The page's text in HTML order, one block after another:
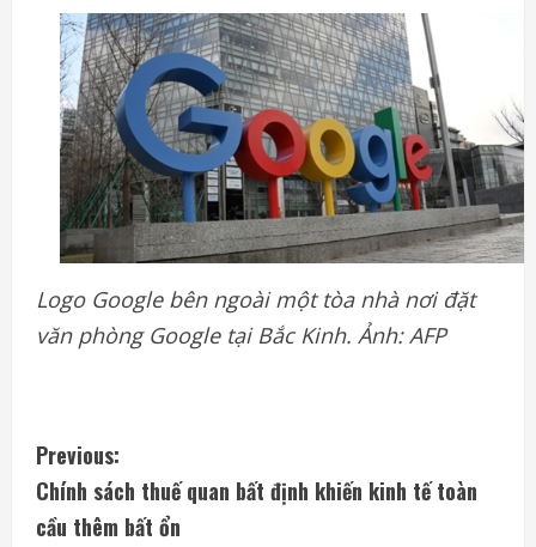
Logo Google bên ngoài một tòa nhà nơi đặt
văn phòng Google tại Bắc Kinh. Ảnh: AFP
C
o
Previous:
Chính sách thuế quan bất định khiến kinh tế toàn
cầu thêm bất ổn